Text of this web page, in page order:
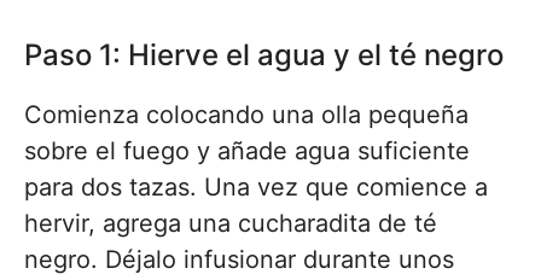
Paso 1: Hierve el agua y el té negro
Comienza colocando una olla pequeña
sobre el fuego y añade agua suficiente
para dos tazas. Una vez que comience a
hervir, agrega una cucharadita de té
negro. Déjalo infusionar durante unos